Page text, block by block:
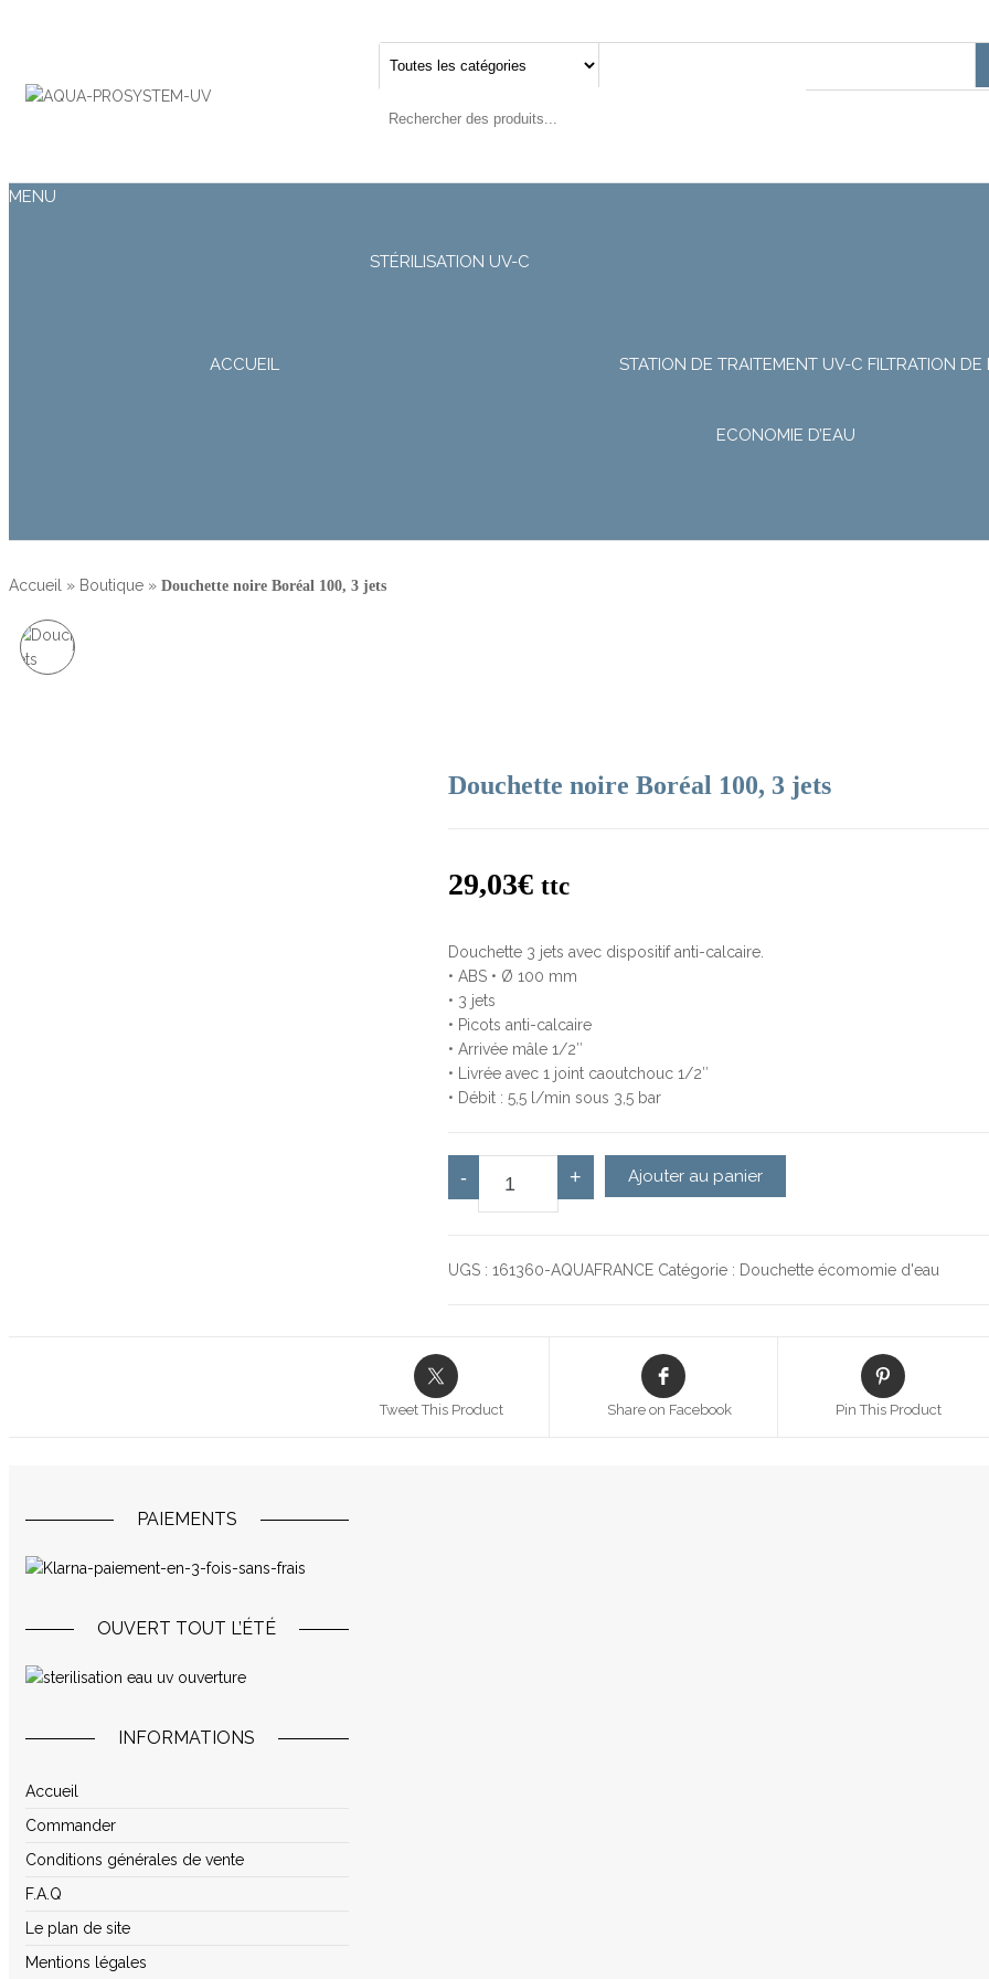
MENU
ACCUEIL
STÉRILISATION UV-C
STATION DE TRAITEMENT UV-C FILTRATION DE
ECONOMIE D’EAU
Accueil » Boutique » Douchette noire Boréal 100, 3 jets
DOUCHETTE CHROMÉE
Douchette noire Boréal 100, 3 jets
29,03€ ttc
Douchette 3 jets avec dispositif anti-calcaire.
• ABS • Ø 100 mm
• 3 jets
• Picots anti-calcaire
• Arrivée mâle 1/2″
• Livrée avec 1 joint caoutchouc 1/2″
• Débit : 5,5 l/min sous 3,5 bar
- quantité de Douchette noire Boréal 100, 3 jets
+ Ajouter au panier
UGS : 161360-AQUAFRANCE Catégorie : Douchette écomomie d'eau
Tweet This Product Share on Facebook Pin This Product
PAIEMENTS
OUVERT TOUT L’ÉTÉ
INFORMATIONS
Accueil
Commander
Conditions générales de vente
F.A.Q
Le plan de site
Mentions légales